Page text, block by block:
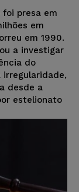
foi presa em
em
em 1990.
a investigar
do
desde a
estelionato